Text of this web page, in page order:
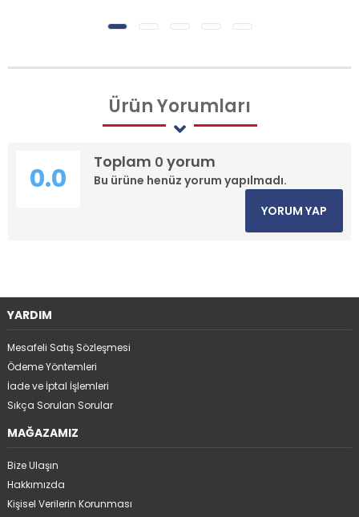
ÜrünYorumları
Toplam 0 yorum
Bu ürüne henüz yorum yapılmadı.
0.0
YORUM YAP
YARDIM
Mesafeli Satış Sözleşmesi
Ödeme Yöntemleri
İade ve İptal İşlemleri
Sıkça Sorulan Sorular
MAĞAZAMIZ
Bize Ulaşın
Hakkımızda
Kişisel Verilerin Korunması